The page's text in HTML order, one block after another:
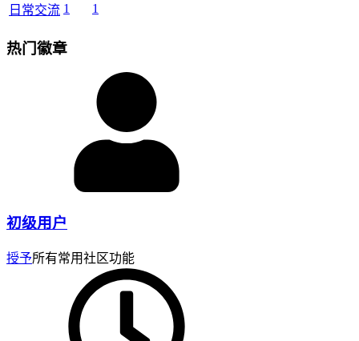
日常交流 1 1
热门徽章
初级用户
授予所有常用社区功能